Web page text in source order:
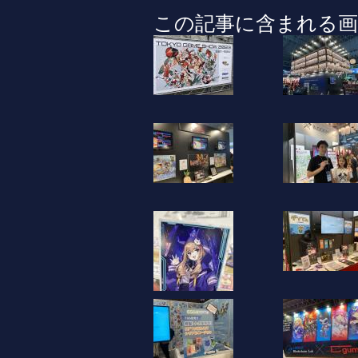
この記事に含まれる